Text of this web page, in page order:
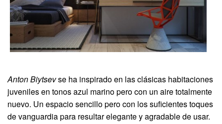
Anton Biytsevse ha inspirado en las clásicas habitaciones
juveniles en tonos azul marino pero con un aire totalmente
nuevo. Un espacio sencillo pero con los suficientes toques
de vanguardia para resultar elegante y agradable de usar.